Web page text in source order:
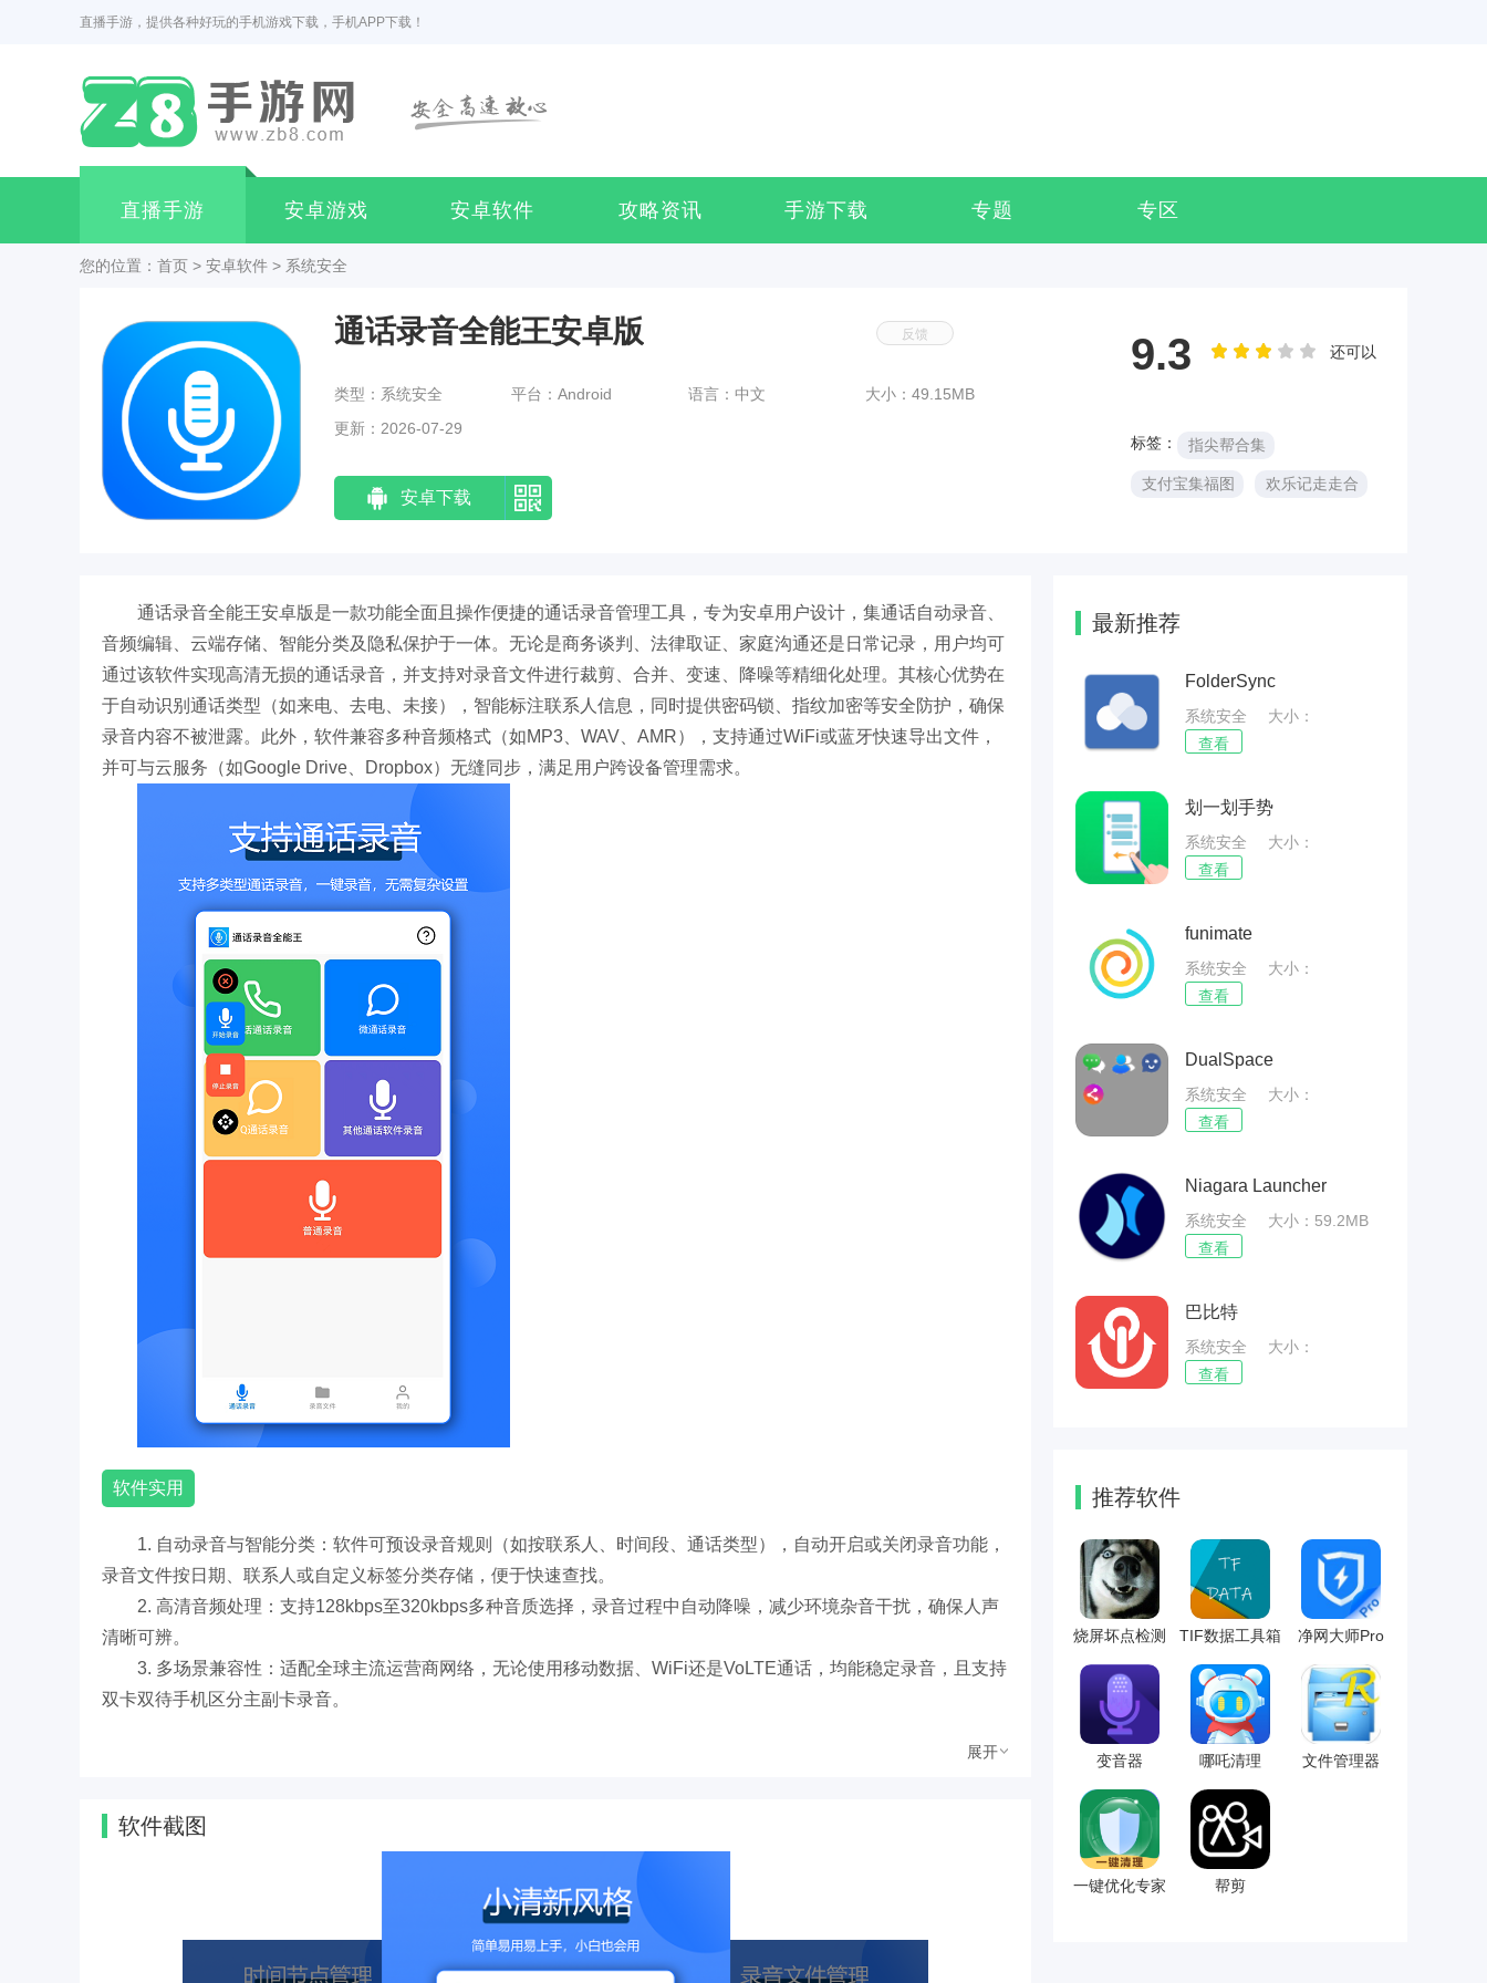
直播手游，提供各种好玩的手机游戏下载，手机APP下载！
直播手游 安卓游戏 安卓软件 攻略资讯 手游下载 专题 专区
您的位置： 首页 > 安卓软件 > 系统安全
类型：系统安全 平台：Android 语言：中文
大小：49.15MB
更新：2026-07-29
安卓下载
还可以
9.3
标签： 指尖帮合集
支付宝集福图 欢乐记走走合
通话录音全能王安卓版
通话录音全能王安卓版是一款功能全面且操作便捷的通话录音管理工具，专为安卓用户设计，集通话自动录音、
音频编辑、云端存储、智能分类及隐私保护于一体。无论是商务谈判、法律取证、家庭沟通还是日常记录，用户均可
通过该软件实现高清无损的通话录音，并支持对录音文件进行裁剪、合并、变速、降噪等精细化处理。其核心优势在
于自动识别通话类型（如来电、去电、未接），智能标注联系人信息，同时提供密码锁、指纹加密等安全防护，确保
录音内容不被泄露。此外，软件兼容多种音频格式（如MP3、WAV、AMR），支持通过WiFi或蓝牙快速导出文件，
并可与云服务（如Google Drive、Dropbox）无缝同步，满足用户跨设备管理需求。
软件实用
1. 自动录音与智能分类：软件可预设录音规则（如按联系人、时间段、通话类型），自动开启或关闭录音功能，
录音文件按日期、联系人或自定义标签分类存储，便于快速查找。
2. 高清音频处理：支持128kbps至320kbps多种音质选择，录音过程中自动降噪，减少环境杂音干扰，确保人声
清晰可辨。
3. 多场景兼容性：适配全球主流运营商网络，无论使用移动数据、WiFi还是VoLTE通话，均能稳定录音，且支持
双卡双待手机区分主副卡录音。
1. 技术架构：基于Android系统底层音频接口开发，采用低功耗录音引擎，即使长时间运行也不会显著增加手机
耗电量。
2. 用户界面设计：主界面采用卡片式布局，录音列表、编辑工具、设置选项一目了然，支持手势滑动操作（如左
3. 数据安全机制：录音文件默认存储于加密沙盒目录，需通过生物识别（指纹/面部识别）或密码验证方可访
问，且支持一键彻底删除不留痕迹。
展开
软件截图
最新推荐
FolderSync
系统安全
大小：
60.01MB
查看
划一划手势
系统安全
大小：
68.51MB
查看
funimate
系统安全
大小：
70.97MB
查看
DualSpace
系统安全
大小：
52.04MB
查看
Niagara Launcher
系统安全
大小：59.2MB
查看
巴比特
系统安全
大小：
60.54MB
查看
推荐软件
烧屏坏点检测 TIF数据工具箱 净网大师Pro
变音器 哪吒清理 文件管理器
一键优化专家 帮剪
反馈